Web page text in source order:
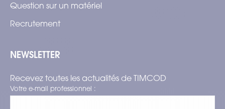
Question sur un matériel
Recrutement
NEWSLETTER
Recevez toutes les actualités de TIMCOD
Votre e-mail professionnel :